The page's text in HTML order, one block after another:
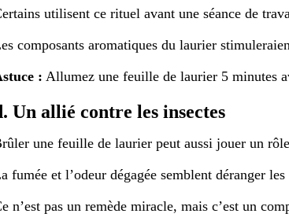
utilisent ce rituel avant une séance de
composants aromatiques du laurier
: Allumez une feuille de laurier 5 minutes
Un allié contre les insectes
une feuille de laurier peut aussi jouer un
fumée et l’odeur dégagée semblent déranger
n’est pas un remède miracle, mais c’est un